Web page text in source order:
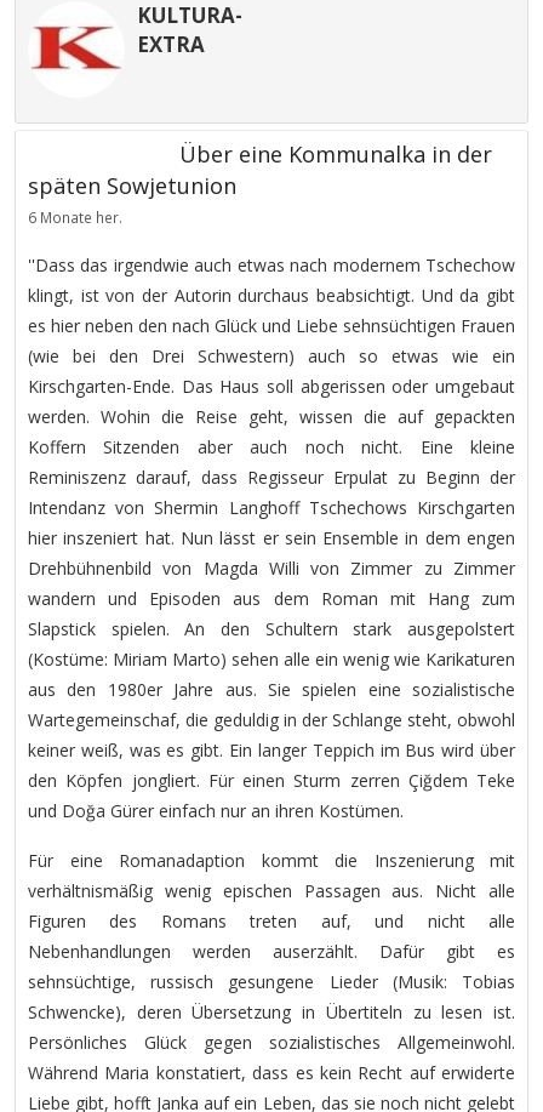
KULTURA-
EXTRA
Über eine Kommunalka in der
späten Sowjetunion
6 Monate her.
''Dass das irgendwie auch etwas nach modernem Tschechow
klingt, ist von der Autorin durchaus beabsichtigt. Und da gibt
es hier neben den nach Glück und Liebe sehnsüchtigen Frauen
(wie bei den Drei Schwestern) auch so etwas wie ein
Kirschgarten-Ende. Das Haus soll abgerissen oder umgebaut
werden. Wohin die Reise geht, wissen die auf gepackten
Koffern Sitzenden aber auch noch nicht. Eine kleine
Reminiszenz darauf, dass Regisseur Erpulat zu Beginn der
Intendanz von Shermin Langhoff Tschechows Kirschgarten
hier inszeniert hat. Nun lässt er sein Ensemble in dem engen
Drehbühnenbild von Magda Willi von Zimmer zu Zimmer
wandern und Episoden aus dem Roman mit Hang zum
Slapstick spielen. An den Schultern stark ausgepolstert
(Kostüme: Miriam Marto) sehen alle ein wenig wie Karikaturen
aus den 1980er Jahre aus. Sie spielen eine sozialistische
Wartegemeinschaf, die geduldig in der Schlange steht, obwohl
keiner weiß, was es gibt. Ein langer Teppich im Bus wird über
den Köpfen jongliert. Für einen Sturm zerren Çiğdem Teke
und Doğa Gürer einfach nur an ihren Kostümen.
Für eine Romanadaption kommt die Inszenierung mit
verhältnismäßig wenig epischen Passagen aus. Nicht alle
Figuren des Romans treten auf, und nicht alle
Nebenhandlungen werden auserzählt. Dafür gibt es
sehnsüchtige, russisch gesungene Lieder (Musik: Tobias
Schwencke), deren Übersetzung in Übertiteln zu lesen ist.
Persönliches Glück gegen sozialistisches Allgemeinwohl.
Während Maria konstatiert, dass es kein Recht auf erwiderte
Liebe gibt, hofft Janka auf ein Leben, das sie noch nicht gelebt